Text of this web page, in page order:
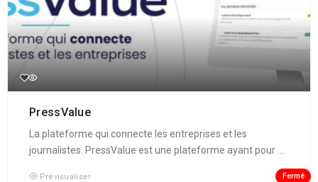
PressValue
La plateforme qui connecte les entreprises et les
journalistes. PressValue est une plateforme ayant pour ...
Prévisualiser Fermé